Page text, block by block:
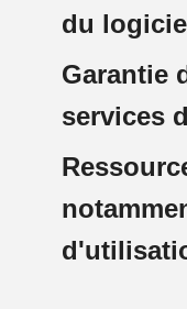
du
Garantie
services